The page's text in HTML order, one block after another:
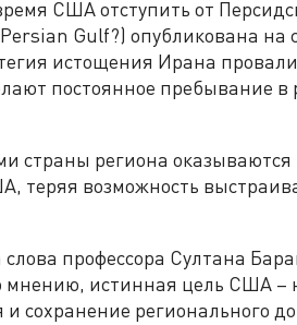
США отступить от
Gulf?) опубликована на
истощения Ирана
постоянное пребывание в
страны региона
теряя возможность
профессора Султана
мнению, истинная цель США –
сохранение регионального